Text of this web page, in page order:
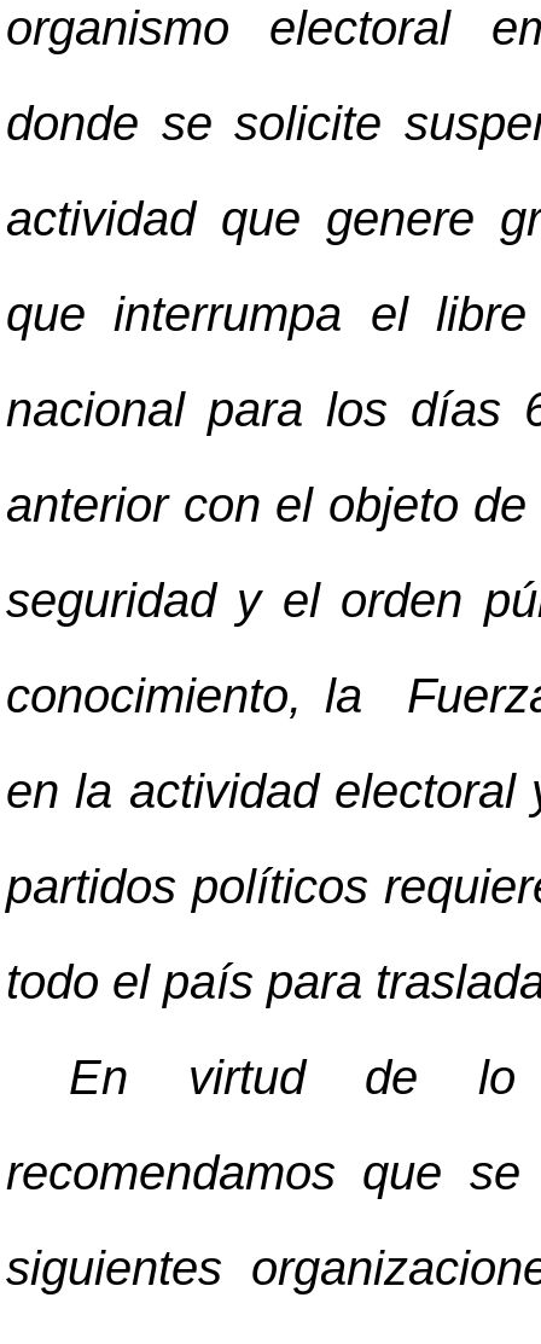
organismo electoral
donde se solicite
actividad que genere
que interrumpa el
nacional para los días
anterior con el objeto
seguridad y el orden
conocimiento, la
en la actividad
partidos políticos
todo el país para
En virtud de lo
recomendamos que
siguientes